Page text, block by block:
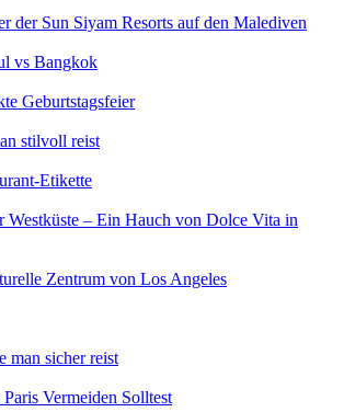
der Sun Siyam Resorts auf den Malediven
vs Bangkok
Geburtstagsfeier
stilvoll reist
Etikette
Westküste – Ein Hauch von Dolce Vita in
Zentrum von Los Angeles
man sicher reist
Vermeiden Solltest